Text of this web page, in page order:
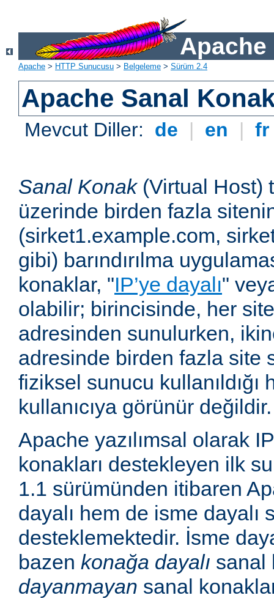
Apache
Apache > HTTP Sunucusu > Belgeleme > Sürüm 2.4
Apache Sanal
Mevcut Diller: de | en |
Sanal Konak(Virtual Host)
üzerinde birden fazla
(sirket1.example.com,
gibi) barındırılma
konaklar, "IP’ye dayalı"
olabilir; birincisinde, her
adresinden sunulurken,
adresinde birden fazla site
fiziksel sunucu
kullanıcıya görünür değildir.
Apache yazılımsal olarak
konakları destekleyen ilk
1.1 sürümünden itibaren
dayalı hem de isme dayalı
desteklemektedir. İsme
bazen konağa dayalı sanal
dayanmayan sanal